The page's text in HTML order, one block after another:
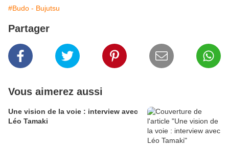
#Budo - Bujutsu
Partager
Vous aimerez aussi
Une vision de la voie : interview avec
Léo Tamaki